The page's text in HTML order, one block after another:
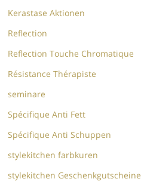
Kerastase Aktionen
Reflection
Reflection Touche Chromatique
Résistance Thérapiste
seminare
Spécifique Anti Fett
Spécifique Anti Schuppen
stylekitchen farbkuren
stylekitchen Geschenkgutscheine